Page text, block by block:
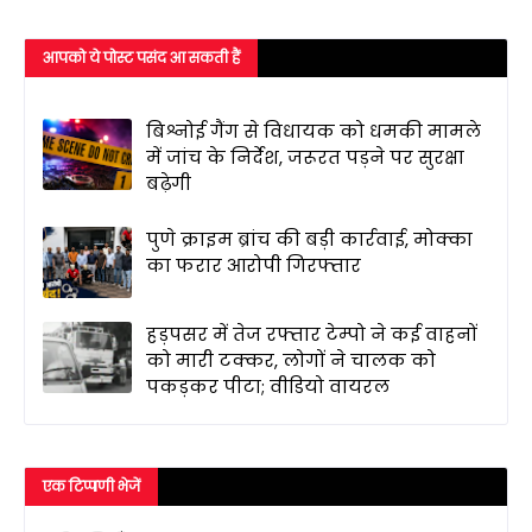
आपको ये पोस्ट पसंद आ सकती हैं
बिश्नोई गैंग से विधायक को धमकी मामले
में जांच के निर्देश, जरूरत पड़ने पर सुरक्षा
बढ़ेगी
पुणे क्राइम ब्रांच की बड़ी कार्रवाई, मोक्का
का फरार आरोपी गिरफ्तार
हड़पसर में तेज रफ्तार टेम्पो ने कई वाहनों
को मारी टक्कर, लोगों ने चालक को
पकड़कर पीटा; वीडियो वायरल
एक टिप्पणी भेजें